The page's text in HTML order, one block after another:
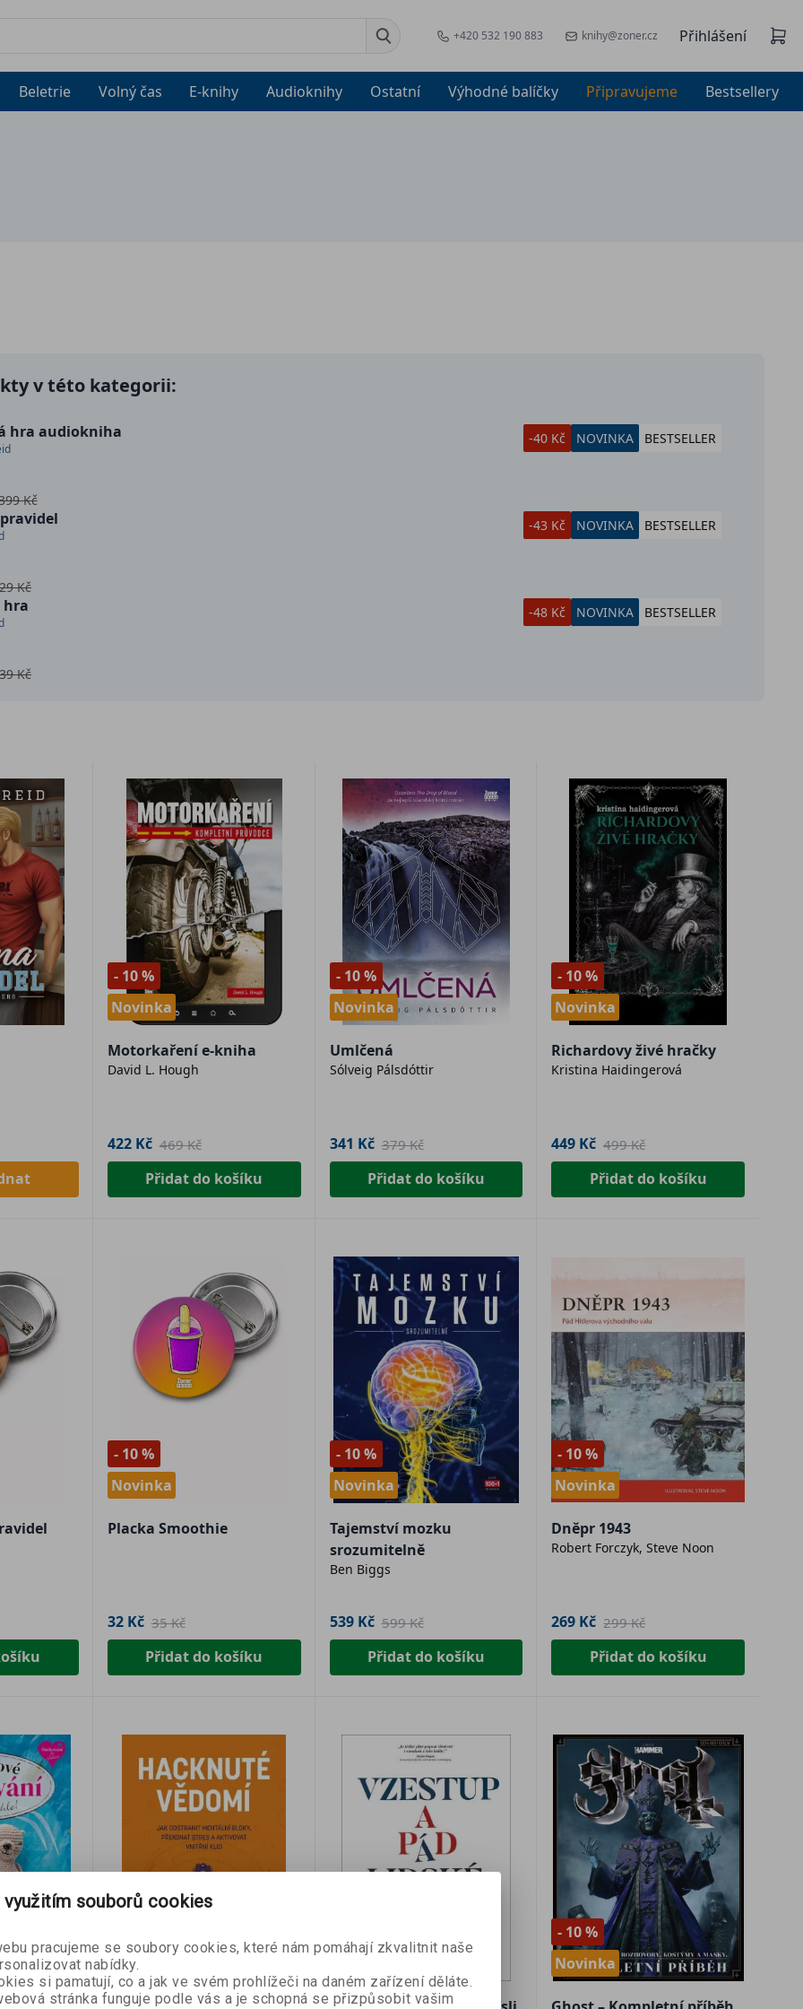
+420 532 190 883 knihy@zoner.cz Přihlášení
Beletrie Volný čas E-knihy Audioknihy Ostatní Výhodné balíčky Připravujeme Bestsellery
v této kategorii:
hra audiokniha
Kč
-40 Kč NOVINKA BESTSELLER
Kč
-43 Kč NOVINKA BESTSELLER
hra
Kč
-48 Kč NOVINKA BESTSELLER
- 10 %
Novinka
Motorkaření e-kniha
David L. Hough
422 Kč 469 Kč
Přidat do košíku
- 10 %
Novinka
Umlčená
Sólveig Pálsdóttir
341 Kč 379 Kč
Přidat do košíku
- 10 %
Novinka
Richardovy živé hračky
Kristina Haidingerová
449 Kč 499 Kč
Přidat do košíku
- 10 %
Novinka
Placka Smoothie
32 Kč 35 Kč
Přidat do košíku
- 10 %
Novinka
Tajemství mozku
srozumitelně
Ben Biggs
539 Kč 599 Kč
Přidat do košíku
- 10 %
Novinka
Dněpr 1943
Robert Forczyk, Steve Noon
269 Kč 299 Kč
Přidat do košíku
Novinka
- 10 %
Novinka
využitím souborů cookies
pracujeme se soubory cookies, které nám pomáhají zkvalitnit naše
nabídky.
si pamatují, co a jak ve svém prohlížeči na daném zařízení děláte.
stránka funguje podle vás a je schopná se přizpůsobit vašim